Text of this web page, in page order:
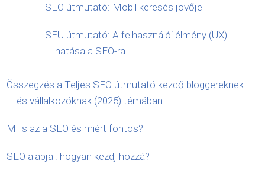
SEO útmutató: Mobil keresés jövője
SEU útmutató: A felhasználói élmény (UX)
hatása a SEO-ra
Összegzés a Teljes SEO útmutató kezdő bloggereknek
és vállalkozóknak (2025) témában
Mi is az a SEO és miért fontos?
SEO alapjai: hogyan kezdj hozzá?